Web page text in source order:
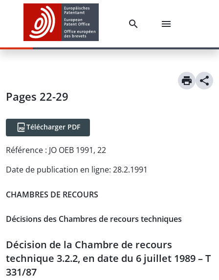
Pages 22-29
Télécharger PDF
Référence : JO OEB 1991, 22
Date de publication en ligne: 28.2.1991
CHAMBRES DE RECOURS
Décisions des Chambres de recours techniques
Décision de la Chambre de recours
technique 3.2.2, en date du 6 juillet 1989 – T
331/87